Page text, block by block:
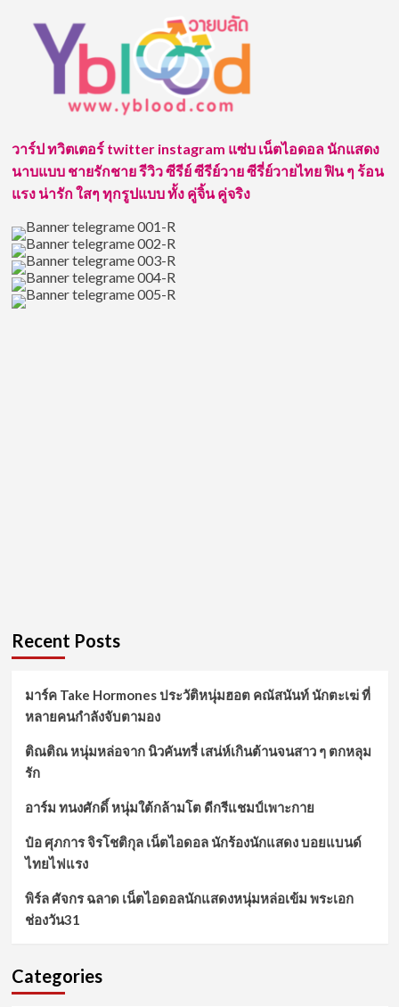
วาร์
มิค
เมธั
ส
พุ่ง
แรง
น้อง
ชาย
สุด
หล่อ
ของ
วิน
เมธ
วาร์ป ทวิตเตอร์ twitter instagram แซ่บ เน็ตไอดอล นักแสดง
นาบแบบ ชายรักชาย รีวิว ซีรีย์ ซีรีย์วาย ซีรี่ย์วายไทย ฟิน ๆ ร้อน
แรง น่ารัก ใสๆ ทุกรูปแบบ ทั้ง คู่จิ้น คู่จริง
Recent Posts
มาร์ค Take Hormones ประวัติหนุ่มฮอต คณัสนันท์ นักตะเฆ่ ที่
หลายคนกำลังจับตามอง
ติณติณ หนุ่มหล่อจาก นิวคันทรี่ เสน่ห์เกินต้านจนสาว ๆ ตกหลุม
รัก
อาร์ม ทนงศักดิ์ หนุ่มใต้กล้ามโต ดีกรีแชมป์เพาะกาย
ป๋อ ศุภการ จิรโชติกุล เน็ตไอดอล นักร้องนักแสดง บอยแบนด์
ไทยไฟแรง
พิร์ล ศัจกร ฉลาด เน็ตไอดอลนักแสดงหนุ่มหล่อเข้ม พระเอก
ช่องวัน31
Categories